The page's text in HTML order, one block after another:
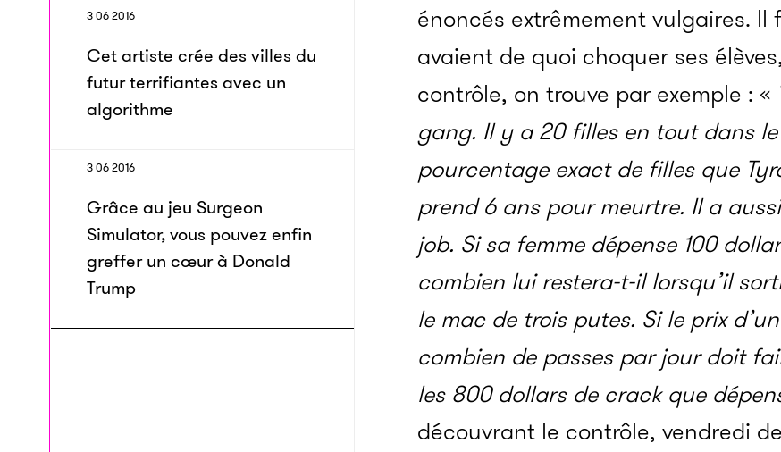
3 06 2016
Cet artiste crée des villes du
futur terrifiantes avec un
algorithme
3 06 2016
Grâce au jeu Surgeon
Simulator, vous pouvez enfin
greffer un cœur à Donald
Trump
énoncés extrêmement vulgaires.
avaient de quoi choquer ses
contrôle, on trouve par exemple : «
gang. Il y a 20 filles en tout dans
pourcentage exact de filles que
prend 6 ans pour meurtre. Il a
job. Si sa femme dépense 100
combien lui restera-t-il lorsqu’il
le mac de trois putes. Si le prix
combien de passes par jour doit
les 800 dollars de crack que
découvrant le contrôle, vendredi